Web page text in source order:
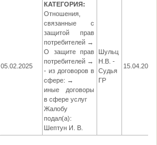
05.02.2025
КАТЕГОРИЯ:
Отношения,
связанные с
защитой прав
потребителей →
О защите прав
потребителей →
- из договоров в
сфере: →
иные договоры
в сфере услуг
Жалобу
подал(а):
Шептун И. В.
Шульц
Н.В. -
Судья
ГР
15.04.2025